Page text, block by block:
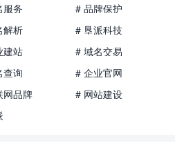
服务
# 品牌保护
解析
# 垦派科技
建站
# 域名交易
查询
# 企业官网
网品牌
# 网站建设